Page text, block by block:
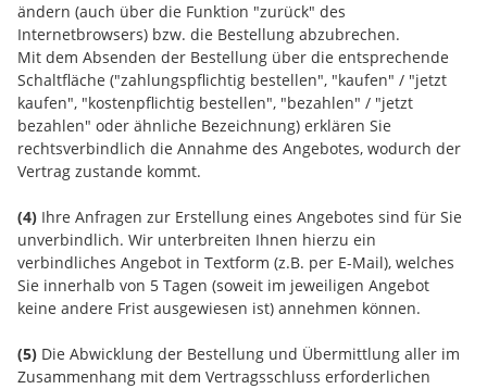
ändern (auch über die Funktion "zurück" des
Internetbrowsers) bzw. die Bestellung abzubrechen.
Mit dem Absenden der Bestellung über die entsprechende
Schaltfläche ("zahlungspflichtig bestellen", "kaufen" / "jetzt
kaufen", "kostenpflichtig bestellen", "bezahlen" / "jetzt
bezahlen" oder ähnliche Bezeichnung) erklären Sie
rechtsverbindlich die Annahme des Angebotes, wodurch der
Vertrag zustande kommt.
(4) Ihre Anfragen zur Erstellung eines Angebotes sind für Sie
unverbindlich. Wir unterbreiten Ihnen hierzu ein
verbindliches Angebot in Textform (z.B. per E-Mail), welches
Sie innerhalb von 5 Tagen (soweit im jeweiligen Angebot
keine andere Frist ausgewiesen ist) annehmen können.
(5) Die Abwicklung der Bestellung und Übermittlung aller im
Zusammenhang mit dem Vertragsschluss erforderlichen